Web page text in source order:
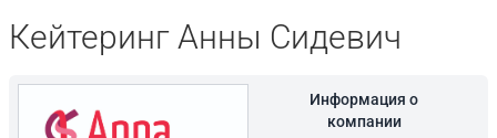
Кейтеринг Анны Сидевич
Информация о
компании